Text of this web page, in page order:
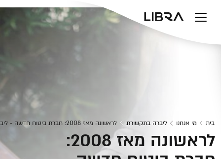
בית מי אנחנו ליברה בתקשורת לראשונה מאז 2008: חברת ביטוח חדשה - ליברה בניהולה של אתי אלישקוב
לראשונה מאז 2008: